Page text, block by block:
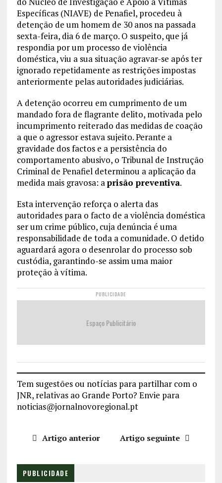
Específicas (NIAVE) de Penafiel, procedeu à
detenção de um homem de 30 anos na passada
sexta-feira, dia 6 de março. O suspeito, que já
respondia por um processo de violência
doméstica, viu a sua situação agravar-se após ter
ignorado repetidamente as restrições impostas
anteriormente pelas autoridades judiciárias.
A detenção ocorreu em cumprimento de um
mandado fora de flagrante delito, motivada pelo
incumprimento reiterado das medidas de coação
a que o agressor estava sujeito. Perante a
gravidade dos factos e a persistência do
comportamento abusivo, o Tribunal de Instrução
Criminal de Penafiel determinou a aplicação da
medida mais gravosa: aprisão preventiva.
Esta intervenção reforça o alerta das
autoridades para o facto de a violência doméstica
ser um crime público, cuja denúncia é uma
responsabilidade de toda a comunidade. O detido
aguardará agora o desenrolar do processo sob
custódia, garantindo-se assim uma maior
proteção à vítima.
PUBLICIDADE
Espaço Publicitário
Tem sugestões ou notícias para partilhar com o
JNR, relativas ao Grande Porto? Envie para
noticias@jornalnovoregional.pt
Artigo anterior Artigo seguinte
PUBLICIDADE